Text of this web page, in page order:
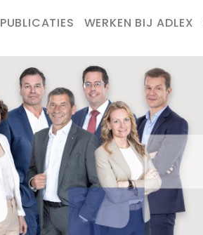
PUBLICATIES WERKEN BIJ ADLEX